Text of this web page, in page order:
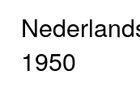
1950